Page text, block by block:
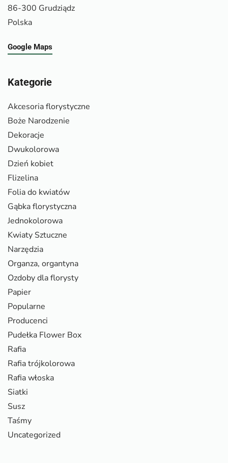
86-300 Grudziądz
Polska
Google Maps
Kategorie
Akcesoria florystyczne
Boże Narodzenie
Dekoracje
Dwukolorowa
Dzień kobiet
Flizelina
Folia do kwiatów
Gąbka florystyczna
Jednokolorowa
Kwiaty Sztuczne
Narzędzia
Organza, organtyna
Ozdoby dla florysty
Papier
Popularne
Producenci
Pudełka Flower Box
Rafia
Rafia trójkolorowa
Rafia włoska
Siatki
Susz
Taśmy
Uncategorized